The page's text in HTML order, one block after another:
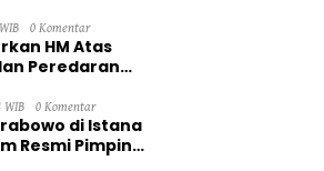
0 Komentar
HM Atas
Peredaran
WIB 0 Komentar
di Istana
Resmi Pimpin